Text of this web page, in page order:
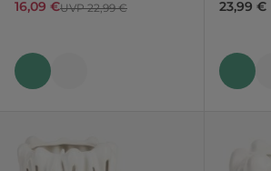
16,09 €UVP 22,99 € 23,99 €